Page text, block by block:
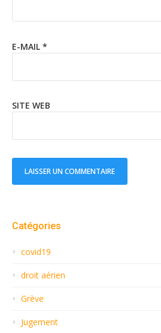
E-MAIL *
SITE WEB
Catégories
covid19
droit aérien
Grève
Jugement